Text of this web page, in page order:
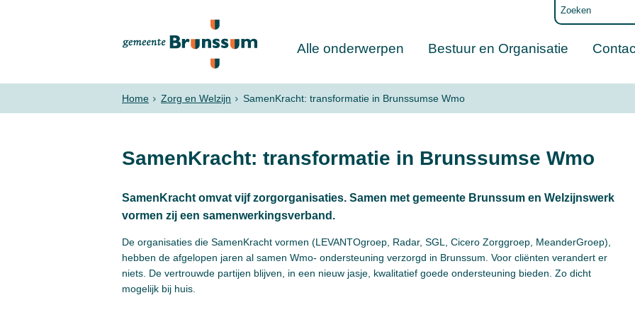
Alle onderwerpen Bestuur en Organisatie
Home Zorg en Welzijn SamenKracht: transformatie in Brunssumse Wmo
SamenKracht: transformatie in Brunssumse Wmo
SamenKracht omvat vijf zorgorganisaties. Samen met gemeente Brunssum en Welzijnswerk
vormen zij een samenwerkingsverband.
De organisaties die SamenKracht vormen (LEVANTOgroep, Radar, SGL, Cicero Zorggroep, MeanderGroep),
hebben de afgelopen jaren al samen Wmo- ondersteuning verzorgd in Brunssum. Voor cliënten verandert er
niets. De vertrouwde partijen blijven, in een nieuw jasje, kwalitatief goede ondersteuning bieden. Zo dicht
mogelijk bij huis.